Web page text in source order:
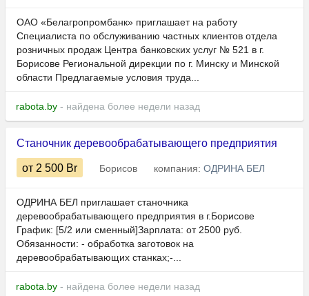
ОАО «Белагропромбанк» приглашает на работу
Специалиста по обслуживанию частных клиентов отдела
розничных продаж Центра банковских услуг № 521 в г.
Борисове Региональной дирекции по г. Минску и Минской
области Предлагаемые условия труда...
rabota.by - найдена более недели назад
Станочник деревообрабатывающего предприятия
от 2 500 Br Борисов компания: ОДРИНА БЕЛ
ОДРИНА БЕЛ приглашает станочника
деревообрабатывающего предприятия в г.Борисове
График: [5/2 или сменный]Зарплата: от 2500 руб.
Обязанности: - обработка заготовок на
деревообрабатывающих станках;-...
rabota.by - найдена более недели назад